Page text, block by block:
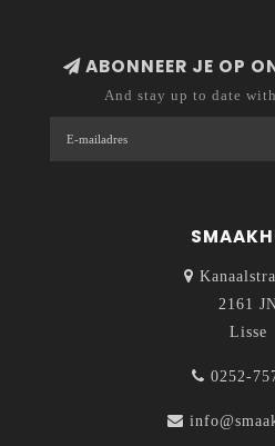
ABONNEER JE OP
And stay up to date
2161
Lisse
0252-